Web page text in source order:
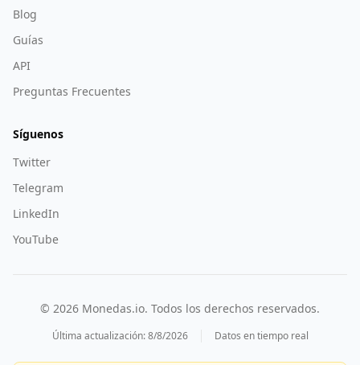
Blog
Guías
API
Preguntas Frecuentes
Síguenos
Twitter
Telegram
LinkedIn
YouTube
© 2026 Monedas.io. Todos los derechos reservados.
Última actualización:8/8/2026 Datos en tiempo real